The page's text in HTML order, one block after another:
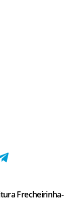
Frecheirinha-